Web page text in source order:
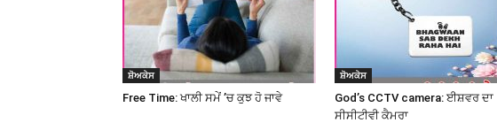
ਸ਼ੋਅਕੇਸ
Free Time: ਖਾਲੀ ਸਮੇਂ ’ਚ ਕੁਝ ਹੋ ਜਾਵੇ
ਸ਼ੋਅਕੇਸ
God’s CCTV camera: ਈਸ਼ਵਰ ਦਾ
ਸੀਸੀਟੀਵੀ ਕੈਮਰਾ